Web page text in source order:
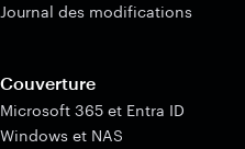
Journal des modifications
Couverture
Microsoft 365 et Entra ID
Windows et NAS